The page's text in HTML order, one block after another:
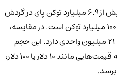
در حال حاضر بیش از ۶.۹ میلیارد توکن پای در گردش
است و سقف عرضه آن نزدیک به ۱۰۰ میلیارد توکن است. در مقایسه،
بیت‌کوین (Bitcoin) سقف عرضه ۲۱ میلیون واحدی دارد. این حجم
بالای عرضه باعث شده رسیدن به قیمت‌هایی مانند ۱۰ دلار یا ۱۰۰ دلار،